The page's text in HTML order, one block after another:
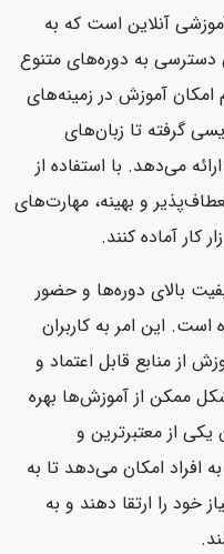
آنلاین است که به
دسترسی به دوره‌های متنوع
آموزش در زمینه‌های
گرفته تا زبان‌های
می‌دهد. با استفاده از
و بهینه، مهارت‌های
کار آماده کنند.
بالای دوره‌ها و حضور
این امر به کاربران
از منابع قابل اعتماد و
ممکن از آموزش‌ها بهره
از معتبرترین و
افراد امکان می‌دهد تا به
را ارتقا دهند و به